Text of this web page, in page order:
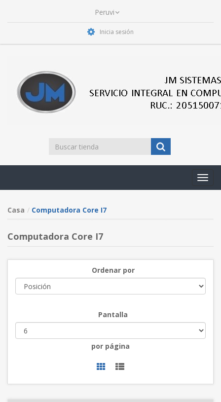
Inicia sesión
Casa Computadora Core I7
Computadora Core I7
Ordenar por
Pantalla
por página